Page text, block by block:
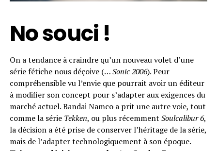
No souci !
On a tendance à craindre qu’un nouveau volet d’une
série fétiche nous déçoive (…Sonic 2006). Peur
compréhensible vu l’envie que pourrait avoir un éditeur
à modifier son concept pour s’adapter aux exigences du
marché actuel. Bandai Namco a prit une autre voie, tout
comme la série Tekken, ou plus récemment Soulcalibur 6,
la décision a été prise de conserver l’héritage de la série,
mais de l’adapter technologiquement à son époque.